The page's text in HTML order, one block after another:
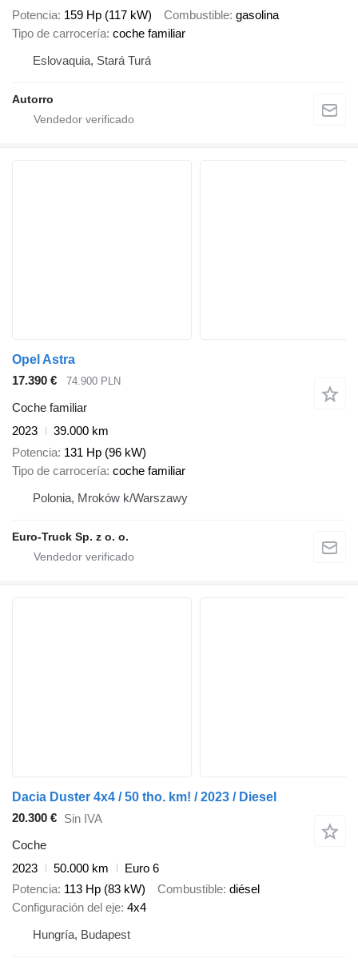
Potencia 159 Hp (117 kW) Combustible gasolina
Tipo de carrocería coche familiar
Eslovaquia, Stará Turá
Autorro
Opel Astra
17.390 €
74.900 PLN
Coche familiar
2023
39.000 km
Potencia 131 Hp (96 kW)
Tipo de carrocería coche familiar
Polonia, Mroków k/Warszawy
Euro-Truck Sp. z o. o.
Dacia Duster 4x4 / 50 tho. km! / 2023 / Diesel
20.300 € Sin IVA
Coche
2023
50.000 km
Euro 6
Potencia 113 Hp (83 kW) Combustible diésel
Configuración del eje 4x4
Hungría, Budapest